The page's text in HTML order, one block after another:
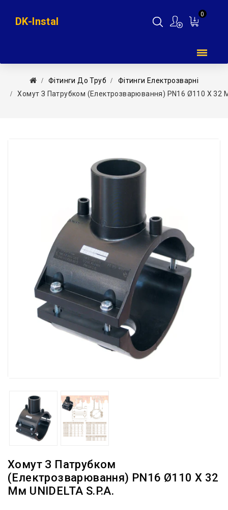
0
DK-Instal
Фітинги До Труб
Фітинги Електрозварні
Хомут З Патрубком (електрозварювання) PN16 Ø110 X 32
Хомут З Патрубком
(електрозварювання) PN16 Ø110 X 32
Мм UNIDELTA S.P.A.